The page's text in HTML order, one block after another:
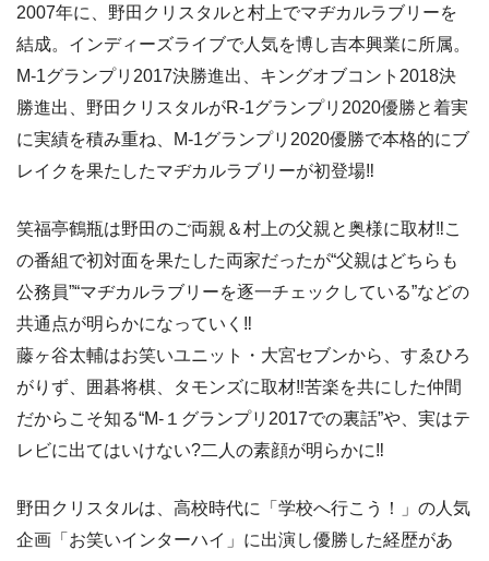
2007年に、野田クリスタルと村上でマヂカルラブリーを
結成。インディーズライブで人気を博し吉本興業に所属。
M-1グランプリ2017決勝進出、キングオブコント2018決
勝進出、野田クリスタルがR-1グランプリ2020優勝と着実
に実績を積み重ね、M-1グランプリ2020優勝で本格的にブ
レイクを果たしたマヂカルラブリーが初登場‼
笑福亭鶴瓶は野田のご両親＆村上の父親と奥様に取材‼こ
の番組で初対面を果たした両家だったが“父親はどちらも
公務員”“マヂカルラブリーを逐一チェックしている”などの
共通点が明らかになっていく‼
藤ヶ谷太輔はお笑いユニット・大宮セブンから、すゑひろ
がりず、囲碁将棋、タモンズに取材‼苦楽を共にした仲間
だからこそ知る“M-１グランプリ2017での裏話”や、実はテ
レビに出てはいけない?二人の素顔が明らかに‼
野田クリスタルは、高校時代に「学校へ行こう！」の人気
企画「お笑いインターハイ」に出演し優勝した経歴があ